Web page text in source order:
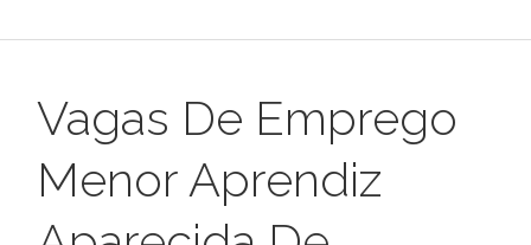
Vagas De Emprego
Menor Aprendiz